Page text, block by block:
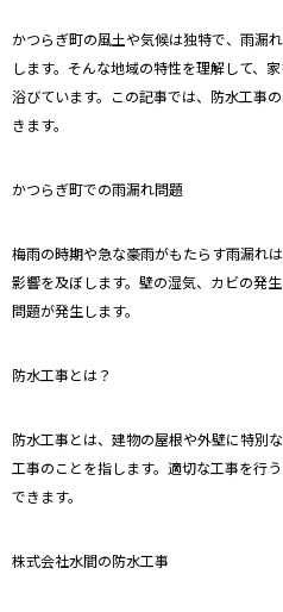
かつらぎ町の風土や気候は独特で、雨漏
します。そんな地域の特性を理解して、
浴びています。この記事では、防水工事
きます。
かつらぎ町での雨漏れ問題
梅雨の時期や急な豪雨がもたらす雨漏れ
影響を及ぼします。壁の湿気、カビの発
問題が発生します。
防水工事とは？
防水工事とは、建物の屋根や外壁に特別
工事のことを指します。適切な工事を行
できます。
株式会社水間の防水工事